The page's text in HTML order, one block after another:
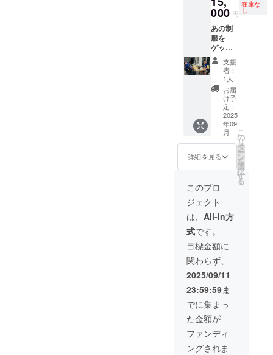
自分の
もので
もこち
らの用
意した
もので
も可能
です。
日程は
ご相談
で、ど
こかの
場の
10~12R
を予想
配信し
む含め
名まで
出演可
信二」
の着用
したも
ので名
札付
き。制
服は完
全ハン
ドメイ
ドで世
の中に
これし
かない
激レア
商品で
す。サ
二の着
ていた
サイズ
になり
ます。
000 円
在庫な
し
あの制
服を
ゲット
できま
す。一
斉を風
靡した
過去の
ボート
配信
「Oーム
ラマー
ト」の
制服を
購入で
きま
す。
「永島
知洋」
の着用
したも
ので名
札付
き。制
服は完
全ハン
ドメイ
ドで世
の中に
これし
かない
激レア
商品で
す。サ
支援
者：
1人
お届
け予
定：
2025
年09
月
詳細を見る
こ
の
リ
タ
ー
ン
を
選
択
す
る
このプロ
ジェクト
は、 All-In方
式です。
目標金額に
関わらず、
2025/09/11
23:59:59ま
でに集まっ
た金額が
ファンディ
ングされま